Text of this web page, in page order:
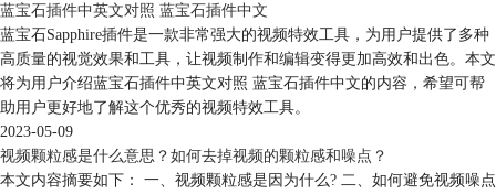
蓝宝石插件中英文对照 蓝宝石插件中文
蓝宝石Sapphire插件是一款非常强大的视频特效工具，为用户提供了多种
高质量的视觉效果和工具，让视频制作和编辑变得更加高效和出色。本文
将为用户介绍蓝宝石插件中英文对照 蓝宝石插件中文的内容，希望可帮
助用户更好地了解这个优秀的视频特效工具。
2023-05-09
视频颗粒感是什么意思？如何去掉视频的颗粒感和噪点？
本文内容摘要如下： 一、视频颗粒感是因为什么? 二、如何避免视频噪点